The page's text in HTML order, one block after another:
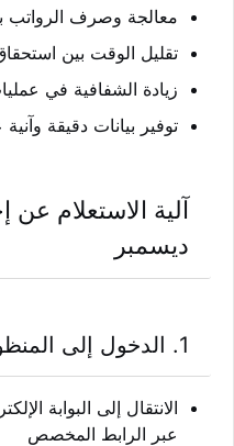
معالجة وصرف
تقليل الوقت بين
زيادة الشفافية في
توفير بيانات دقيقة
آلية الاستعلام عن
ديسمبر
1. الدخول إلى
الانتقال إلى البوابة
عبر الرابط المخصص